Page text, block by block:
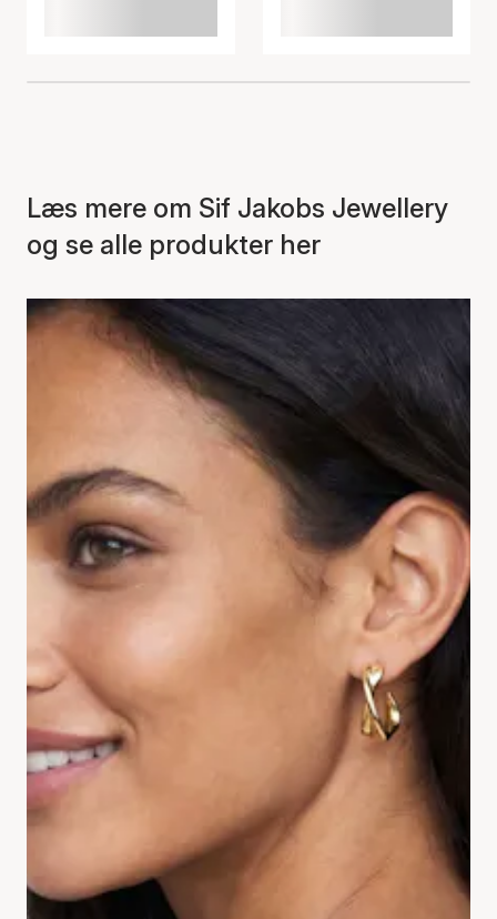
Læs mere om Sif Jakobs Jewellery
og se alle produkter her